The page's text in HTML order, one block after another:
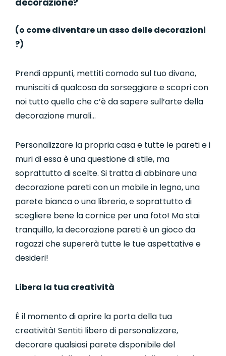
(o come diventare un asso delle decorazioni
?)
Prendi appunti, mettiti comodo sul tuo divano,
munisciti di qualcosa da sorseggiare e scopri con
noi tutto quello che c’è da sapere sull’arte della
decorazione murali…
Personalizzare la propria casa e tutte le pareti e i
muri di essa è una questione di stile, ma
soprattutto di scelte. Si tratta di abbinare una
decorazione pareti con un mobile in legno, una
parete bianca o una libreria, e soprattutto di
scegliere bene la cornice per una foto! Ma stai
tranquillo, la decorazione pareti è un gioco da
ragazzi che supererà tutte le tue aspettative e
desideri!
Libera la tua creatività
É il momento di aprire la porta della tua
creatività! Sentiti libero di personalizzare,
decorare qualsiasi parete disponibile del